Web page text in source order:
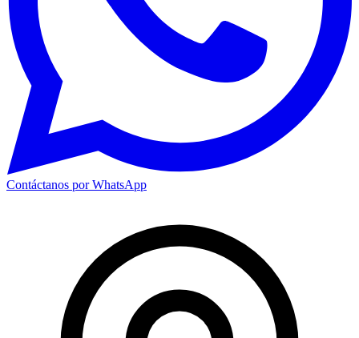
Contáctanos por WhatsApp